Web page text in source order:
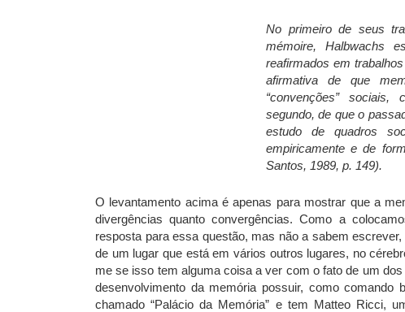
No primeiro de seus
mémoire, Halbwachs
reafirmados em
afirmativa de que
“convenções”
segundo, de que o
estudo de quadros
empiricamente e de
Santos, 1989, p. 149).
O levantamento acima é apenas para mostrar que a
divergências quanto convergências. Como a
resposta para essa questão, mas não a sabem
de um lugar que está em vários outros lugares, no
me se isso tem alguma coisa a ver com o fato de um
desenvolvimento da memória possuir, como
chamado “Palácio da Memória” e tem Matteo Ricci,